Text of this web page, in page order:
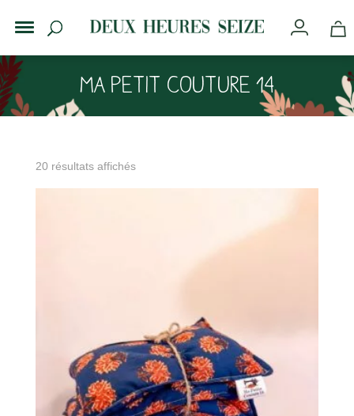
Ma petit couture 14
20 résultats affichés